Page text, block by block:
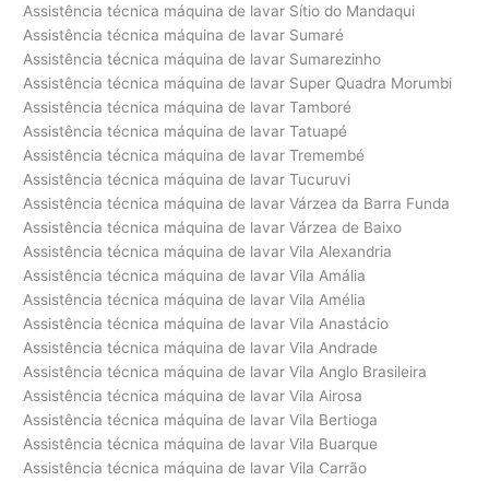
Assistência técnica máquina de lavar Sítio do Mandaqui
Assistência técnica máquina de lavar Sumaré
Assistência técnica máquina de lavar Sumarezinho
Assistência técnica máquina de lavar Super Quadra Morumbi
Assistência técnica máquina de lavar Tamboré
Assistência técnica máquina de lavar Tatuapé
Assistência técnica máquina de lavar Tremembé
Assistência técnica máquina de lavar Tucuruvi
Assistência técnica máquina de lavar Várzea da Barra Funda
Assistência técnica máquina de lavar Várzea de Baixo
Assistência técnica máquina de lavar Vila Alexandria
Assistência técnica máquina de lavar Vila Amália
Assistência técnica máquina de lavar Vila Amélia
Assistência técnica máquina de lavar Vila Anastácio
Assistência técnica máquina de lavar Vila Andrade
Assistência técnica máquina de lavar Vila Anglo Brasileira
Assistência técnica máquina de lavar Vila Airosa
Assistência técnica máquina de lavar Vila Bertioga
Assistência técnica máquina de lavar Vila Buarque
Assistência técnica máquina de lavar Vila Carrão